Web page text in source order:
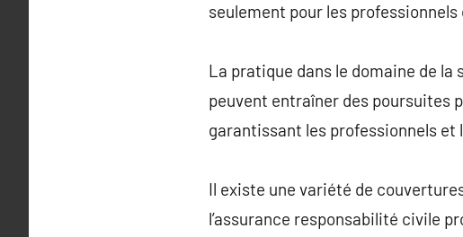
seulement pour les
La pratique dans le domaine de
peuvent entraîner des poursuites
garantissant les professionnels
Il existe une variété de
l’assurance responsabilité civile